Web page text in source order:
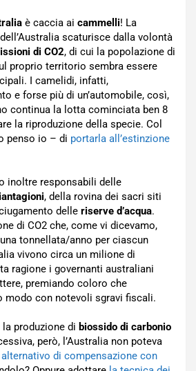
è caccia ai cammelli! La
scaturisce dalla volontà
di CO2, di cui la popolazione di
proprio territorio sembra essere
I camelidi, infatti,
e forse più di un’automobile, così,
continua la lotta cominciata ben 8
la riproduzione della specie. Col
penso io – di portarla all’estinzione
inoltre responsabili delle
, della rovina dei sacri siti
delle riserve d’acqua.
di CO2 che, come vi dicevamo,
tonnellata/anno per ciascun
vivono circa un milione di
ragione i governanti australiani
premiando coloro che
modo con notevoli sgravi fiscali.
produzione di biossido di carbonio
però, l’Australia non poteva
di compensazione con